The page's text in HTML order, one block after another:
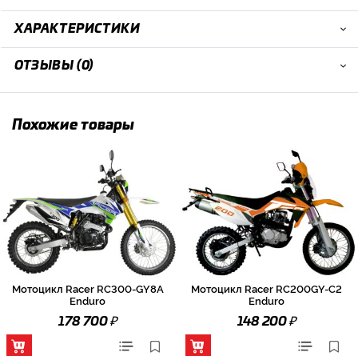
ХАРАКТЕРИСТИКИ
ОТЗЫВЫ (0)
Похожие товары
Мотоцикл Racer RC300-GY8A
Enduro
178 700₽
Мотоцикл Racer RC200GY-C2
Enduro
148 200₽